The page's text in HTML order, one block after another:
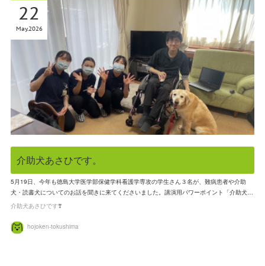
介助犬あさひです。
5月19日、今年も徳島大学医学部保健学科看護学専攻の学生さん３名が、難病患者や介助
犬・読書犬についてのお話を聞きに来てくださいました。講演用パワーポイント「介助犬…
22
May 2026
介助犬あさひです❣️
hojoken-tokushima